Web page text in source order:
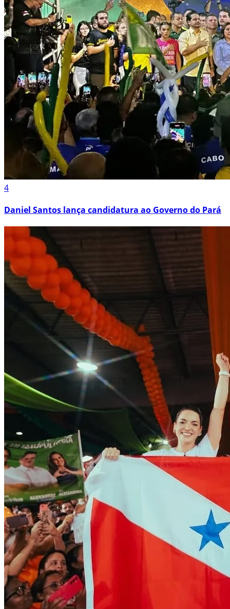
4
Daniel Santos lança candidatura ao Governo do Pará